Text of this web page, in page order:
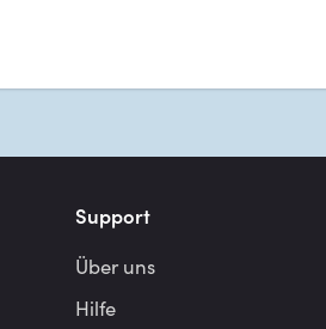
Support
Über uns
Hilfe